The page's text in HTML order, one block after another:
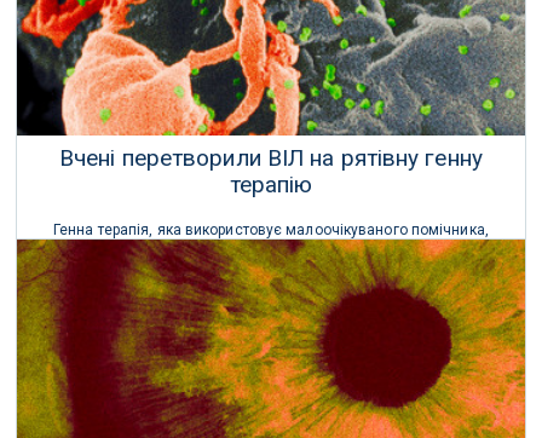
Вчені перетворили ВІЛ на рятівну генну
терапію
Генна терапія, яка використовує малоочікуваного помічника,
вірус СНІДу, дала дієву імунну систему 48 дітям та малюкам, які
народились без неї.
12 Травня 2021 р.